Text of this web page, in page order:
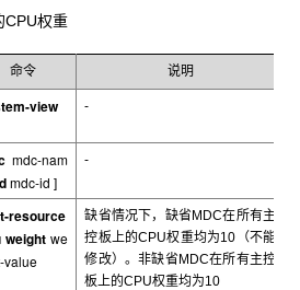
CPU权重
命令 说明
view -
mdc-nam
mdc-id ]
-
resource
weight we
value
缺省情况下，缺省MDC在所有主
控板上的CPU权重均为10（不能
修改）。非缺省MDC在所有主控
板上的CPU权重均为10